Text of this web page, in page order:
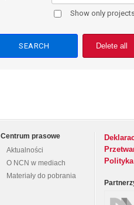
Show only
Delete all
Centrum prasowe
Aktualności
O NCN w mediach
Materiały do pobrania